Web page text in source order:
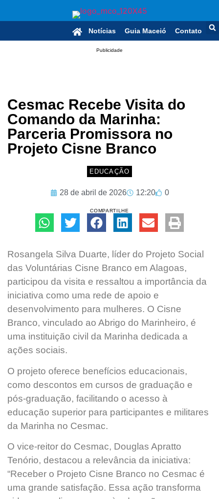
Notícias Guia Maceió Contato
Publicidade
Cesmac Recebe Visita do
Comando da Marinha:
Parceria Promissora no
Projeto Cisne Branco
EDUCAÇÃO
28 de abril de 2026 12:20 0
COMPARTILHE
Rosangela Silva Duarte, líder do Projeto Social
das Voluntárias Cisne Branco em Alagoas,
participou da visita e ressaltou a importância da
iniciativa como uma rede de apoio e
desenvolvimento para mulheres. O Cisne
Branco, vinculado ao Abrigo do Marinheiro, é
uma instituição civil da Marinha dedicada a
ações sociais.
O projeto oferece benefícios educacionais,
como descontos em cursos de graduação e
pós-graduação, facilitando o acesso à
educação superior para participantes e militares
da Marinha no Cesmac.
O vice-reitor do Cesmac, Douglas Apratto
Tenório, destacou a relevância da iniciativa:
“Receber o Projeto Cisne Branco no Cesmac é
uma grande satisfação. Essa ação transforma